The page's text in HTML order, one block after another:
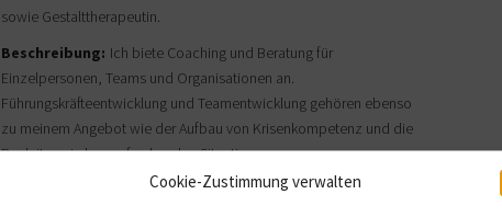
Cookie-Zustimmung verwalten
sowie Gestalttherapeutin.
Beschreibung: Ich biete Coaching und Beratung für
Einzelpersonen, Teams und Organisationen an.
Führungskräfteentwicklung und Teamentwicklung gehören ebenso
zu meinem Angebot wie der Aufbau von Krisenkompetenz und die
Begleitung in herausfordernden Situationen.